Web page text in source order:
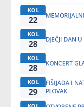
KOL
22
KOL
28 DJEČJI DAN
KOL
28 KONCERT
KOL
29
FIŠIJADA I
PLOVAK